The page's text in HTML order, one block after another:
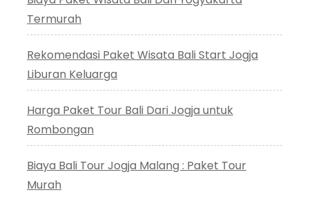
Termurah
Rekomendasi Paket Wisata Bali Start Jogja
Liburan Keluarga
Harga Paket Tour Bali Dari Jogja untuk
Rombongan
Biaya Bali Tour Jogja Malang : Paket Tour
Murah